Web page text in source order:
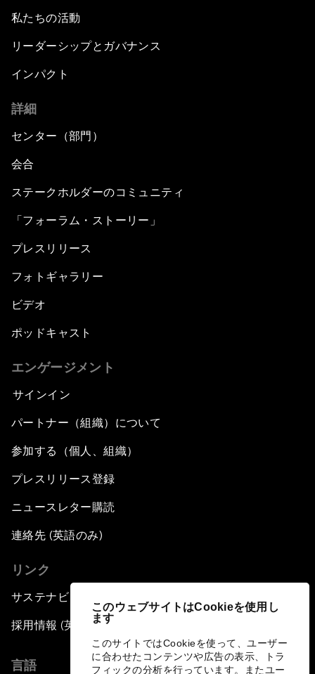
このウェブサイトはCookieを使用し
ます
このサイトではCookieを使って、ユーザー
に合わせたコンテンツや広告の表示、トラ
フィックの分析を行っています。またユー
私たちの活動
リーダーシップとガバナンス
インパクト
詳細
センター（部門）
会合
ステークホルダーのコミュニティ
「フォーラム・ストーリー」
プレスリリース
フォトギャラリー
ビデオ
ポッドキャスト
エンゲージメント
サインイン
パートナー（組織）について
参加する（個人、組織）
プレスリリース登録
ニュースレター購読
連絡先 (英語のみ)
リンク
サステナビリティへの取り組み
採用情報 (英語のみ)
言語